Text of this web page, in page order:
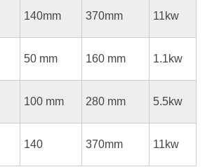
140mm 370mm 11kw
50 mm 160 mm 1.1kw
100 mm 280 mm 5.5kw
140 370mm 11kw